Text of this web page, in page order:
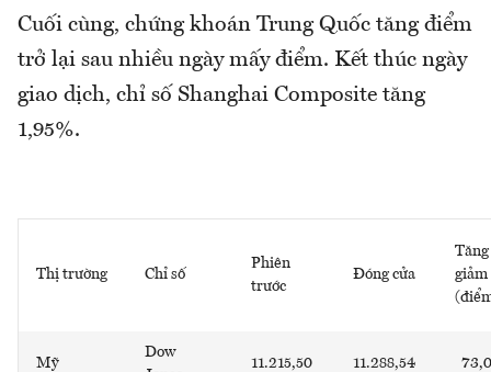
Cuối cùng, chứng khoán Trung Quốc tăng điểm
trở lại sau nhiều ngày mấy điểm. Kết thúc ngày
giao dịch, chỉ số Shanghai Composite tăng
1,95%.
Thị trường Chỉ số
Phiên
trước
Đóng cửa
giảm
Mỹ
Dow
11.215,50 11.288,54